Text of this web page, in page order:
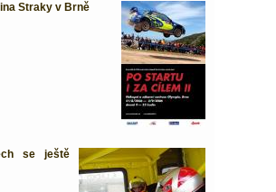
Straky v Brně
se ještě